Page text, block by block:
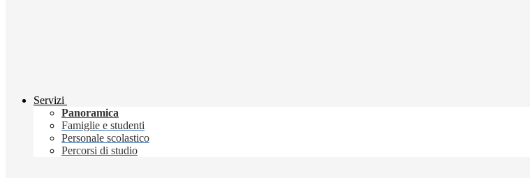
Servizi
Panoramica
Famiglie e studenti
Personale scolastico
Percorsi di studio